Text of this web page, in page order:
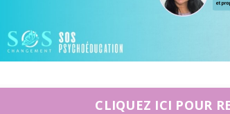
CLIQUEZ ICI POUR